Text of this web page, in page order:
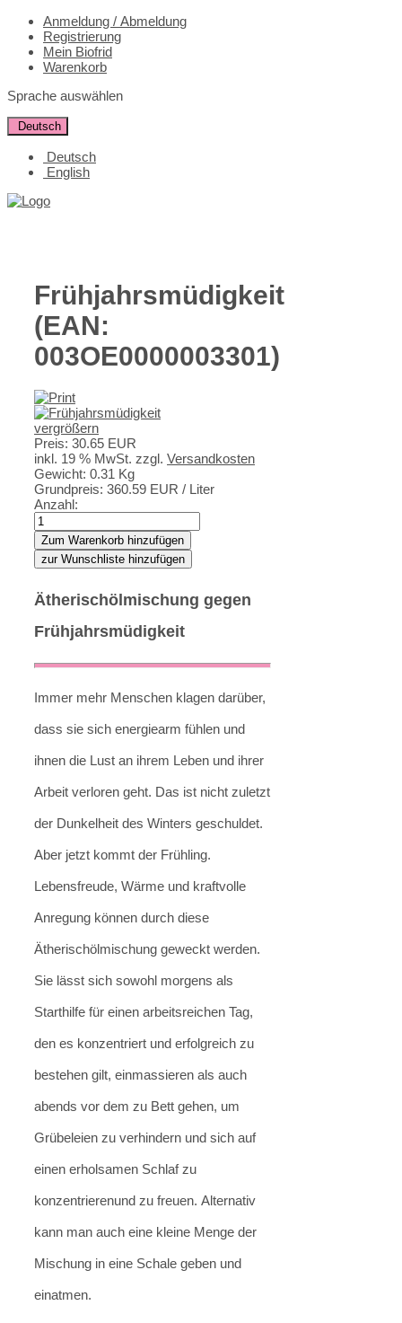
Anmeldung / Abmeldung
Registrierung
Mein Biofrid
Warenkorb
Sprache auswählen
Deutsch
Deutsch
English
Frühjahrsmüdigkeit
(EAN:
003OE0000003301)
vergrößern
Preis: 30.65 EUR
inkl. 19 % MwSt. zzgl. Versandkosten
Gewicht: 0.31 Kg
Grundpreis: 360.59 EUR / Liter
Anzahl:
Ätherischölmischung gegen
Frühjahrsmüdigkeit
Immer mehr Menschen klagen darüber,
dass sie sich energiearm fühlen und
ihnen die Lust an ihrem Leben und ihrer
Arbeit verloren geht. Das ist nicht zuletzt
der Dunkelheit des Winters geschuldet.
Aber jetzt kommt der Frühling.
Lebensfreude, Wärme und kraftvolle
Anregung können durch diese
Ätherischölmischung geweckt werden.
Sie lässt sich sowohl morgens als
Starthilfe für einen arbeitsreichen Tag,
den es konzentriert und erfolgreich zu
bestehen gilt, einmassieren als auch
abends vor dem zu Bett gehen, um
Grübeleien zu verhindern und sich auf
einen erholsamen Schlaf zu
konzentrierenund zu freuen. Alternativ
kann man auch eine kleine Menge der
Mischung in eine Schale geben und
einatmen.